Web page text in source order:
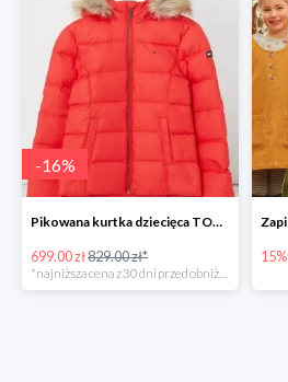
-16%
Pikowana kurtka dziecięca TOMMY HILFIGER -15%
699.00 zł829.00 zł* 15%